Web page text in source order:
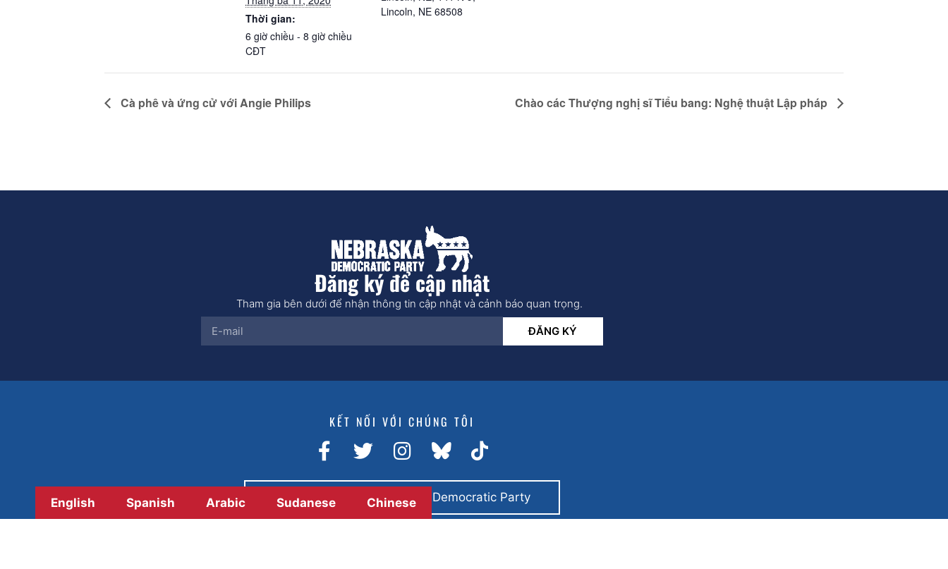
Thời gian:
6 giờ chiều - 8 giờ chiều
CĐT
Lincoln, NE 68508
Cà phê và ứng cử với Angie Philips Chào các Thượng nghị sĩ Tiểu bang: Nghệ thuật Lập pháp
Đăng ký để cập nhật
Tham gia bên dưới để nhận thông tin cập nhật và cảnh báo quan trọng.
ĐĂNG KÝ
KẾT NỐI VỚI CHÚNG TÔI
Thanh toán bằng Nebraska Democratic Party
English Spanish Arabic Sudanese Chinese